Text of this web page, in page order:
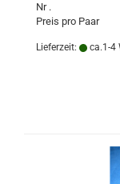
Nr .
Preis pro Paar
Lieferzeit: ca.1-4